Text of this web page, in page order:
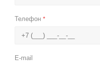
Телефон *
E-mail